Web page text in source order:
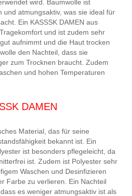
wird. Baumwolle ist
und atmungsaktiv, was sie ideal für
Ein KASSSK DAMEN aus
und ist zudem sehr
aufnimmt und die Haut trocken
den Nachteil, dass sie
zum Trocknen braucht. Zudem
und hohen Temperaturen
DAMEN
Material, das für seine
bekannt ist. Ein
ist besonders pflegeleicht, da
ist. Zudem ist Polyester sehr
Waschen und Desinfizieren
Farbe zu verlieren. Ein Nachteil
es weniger atmungsaktiv ist als